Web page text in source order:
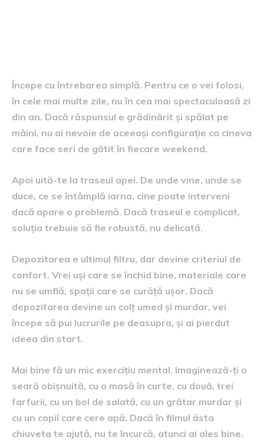
Începe cu întrebarea simplă. Pentru ce o vei folosi,
în cele mai multe zile, nu în cea mai spectaculoasă zi
din an. Dacă răspunsul e grădinărit și spălat pe
mâini, nu ai nevoie de aceeași configurație ca cineva
care face seri de gătit în fiecare weekend.
Apoi uită-te la traseul apei. De unde vine, unde se
duce, ce se întâmplă iarna, cine poate interveni
dacă apare o problemă. Dacă traseul e complicat,
soluția trebuie să fie robustă, nu delicată.
Depozitarea e ultimul filtru, dar devine criteriul de
confort. Vrei uși care se închid bine, materiale care
nu se umflă, spații care se curăță ușor. Dacă
depozitarea devine un colț umed și murdar, vei
începe să pui lucrurile pe deasupra, și ai pierdut
ideea din start.
Mai bine fă un mic exercițiu mental. Imaginează-ți o
seară obișnuită, cu o masă în curte, cu două, trei
farfurii, cu un bol de salată, cu un grătar murdar și
cu un copil care cere apă. Dacă în filmul ăsta
chiuveta te ajută, nu te încurcă, atunci ai ales bine.